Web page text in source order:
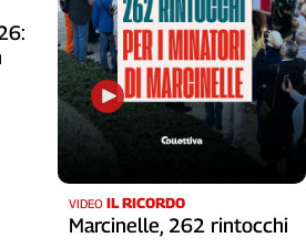
VIDEO IL RICORDO
Marcinelle, 262 rintocchi